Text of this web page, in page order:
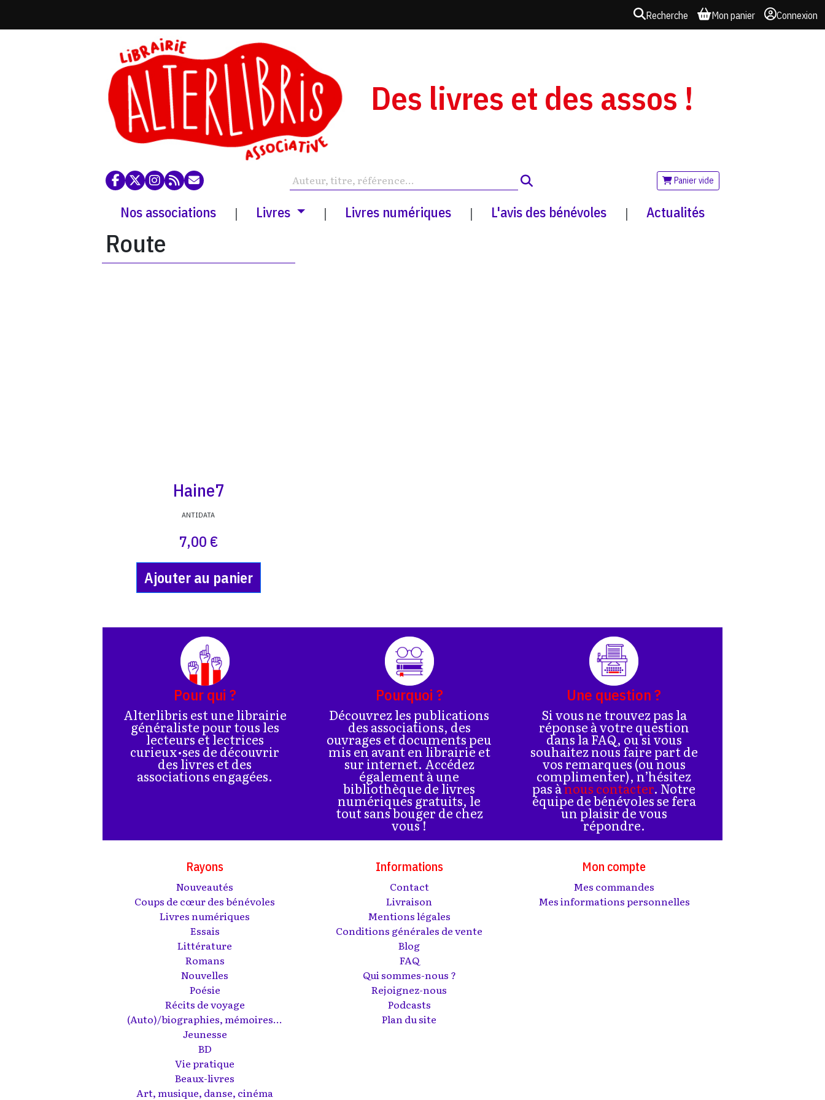
Recherche Mon panier Connexion
Des livres et des assos !
Panier vide
Nos associations | Livres | Livres numériques | L'avis des bénévoles | Actualités
Route
Haine7
ANTIDATA
7,00 €
Ajouter au panier
Pour qui ?
Alterlibris est une librairie
généraliste pour tous les
lecteurs et lectrices
curieux•ses de découvrir
des livres et des
associations engagées.
Pourquoi ?
Découvrez les publications
des associations, des
ouvrages et documents peu
mis en avant en librairie et
sur internet. Accédez
également à une
bibliothèque de livres
numériques gratuits, le
tout sans bouger de chez
vous !
Une question ?
Si vous ne trouvez pas la
réponse à votre question
dans la FAQ, ou si vous
souhaitez nous faire part de
vos remarques (ou nous
complimenter), n’hésitez
pas ànous contacter. Notre
équipe de bénévoles se fera
un plaisir de vous
répondre.
Rayons
Nouveautés
Coups de cœur des bénévoles
Livres numériques
Essais
Littérature
Romans
Nouvelles
Poésie
Récits de voyage
(Auto)/biographies, mémoires...
Jeunesse
BD
Vie pratique
Beaux-livres
Art, musique, danse, cinéma
Informations
Contact
Livraison
Mentions légales
Conditions générales de vente
Blog
FAQ
Qui sommes-nous ?
Rejoignez-nous
Podcasts
Plan du site
Mon compte
Mes commandes
Mes informations personnelles